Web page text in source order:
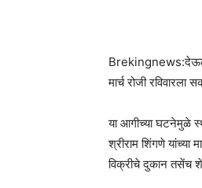
मार्च रोजी
या आगीच्या घटनेमुळे
श्रीराम शिंगणे
विक्रीचे दुकान तसेंच